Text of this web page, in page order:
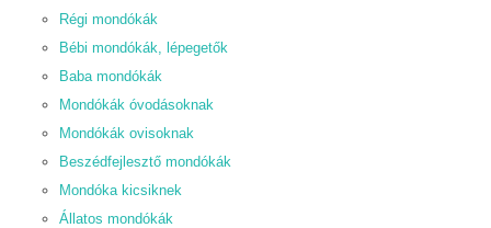
Régi mondókák
Bébi mondókák, lépegetők
Baba mondókák
Mondókák óvodásoknak
Mondókák ovisoknak
Beszédfejlesztő mondókák
Mondóka kicsiknek
Állatos mondókák